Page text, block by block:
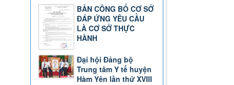
BẢN CÔNG BỐ CƠ SỞ
ĐÁP ỨNG YÊU CẦU
LÀ CƠ SỞ THỰC
HÀNH
Đại hội Đảng bộ
Trung tâm Y tế huyện
Hàm Yên lần thứ XVIII